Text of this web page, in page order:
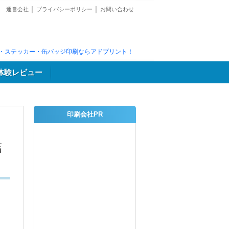
運営会社 プライバシーポリシー お問い合わせ
ステッカー・缶バッジ印刷ならアドプリント！
験レビュー
印刷会社PR